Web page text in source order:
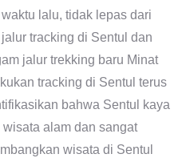
lalu, tidak lepas dari
tracking di Sentul dan
jalur trekking baru Minat
tracking di Sentul terus
bahwa Sentul kaya
alam dan sangat
wisata di Sentul